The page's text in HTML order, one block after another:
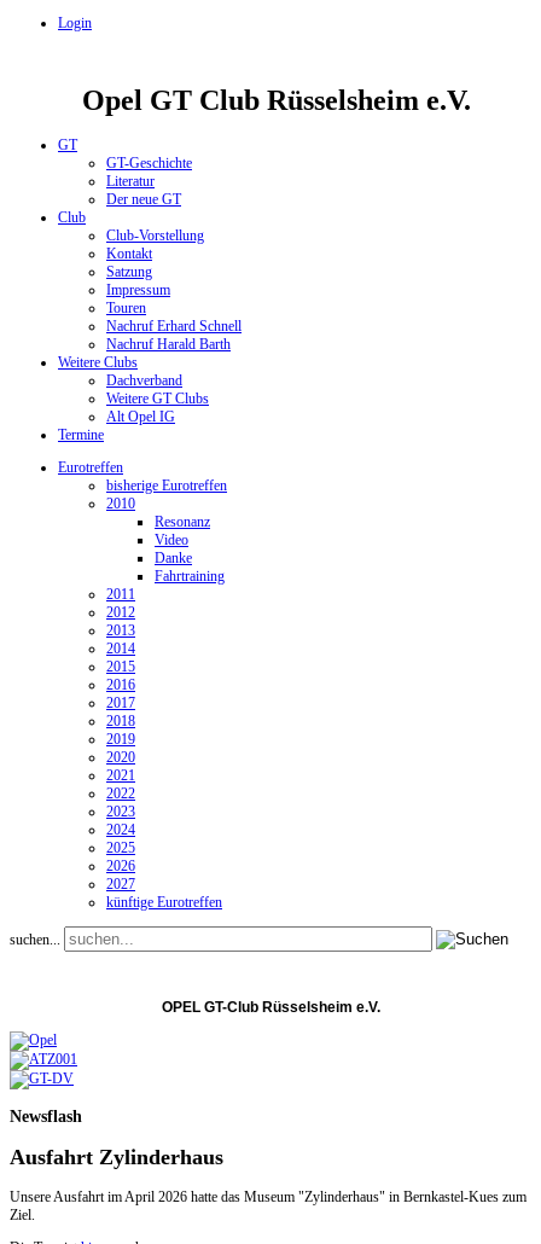
Login
Opel GT Club Rüsselsheim e.V.
GT
GT-Geschichte
Literatur
Der neue GT
Club
Club-Vorstellung
Kontakt
Satzung
Impressum
Touren
Nachruf Erhard Schnell
Nachruf Harald Barth
Weitere Clubs
Dachverband
Weitere GT Clubs
Alt Opel IG
Termine
Eurotreffen
bisherige Eurotreffen
2010
Resonanz
Video
Danke
Fahrtraining
2011
2012
2013
2014
2015
2016
2017
2018
2019
2020
2021
2022
2023
2024
2025
2026
2027
künftige Eurotreffen
suchen...
OPEL GT-Club Rüsselsheim e.V.
Newsflash
Ausfahrt Zylinderhaus
Unsere Ausfahrt im April 2026 hatte das Museum "Zylinderhaus" in Bernkastel-Kues zum
Ziel.